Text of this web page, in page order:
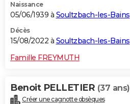
Naissance
05/06/1939 à Soultzbach-les-Bains
Décès
15/08/2022 à Soultzbach-les-Bains
Famille FREYMUTH
Benoit PELLETIER (37 ans)
Créer une cagnotte obsèques